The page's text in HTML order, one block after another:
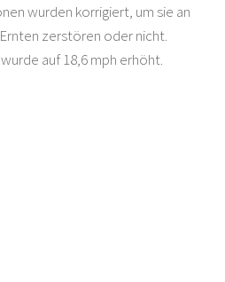
wurden korrigiert, um sie an
zerstören oder nicht.
auf 18,6 mph erhöht.